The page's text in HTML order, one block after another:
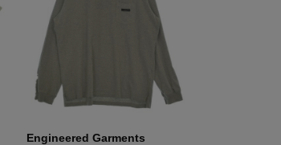
Engineered Garments